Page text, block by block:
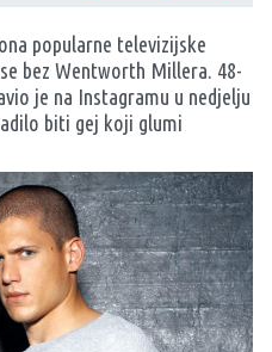
popularne televizijske
bez Wentworth Millera. 48-
je na Instagramu u nedjelju
biti gej koji glumi